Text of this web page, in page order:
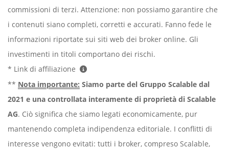
commissioni di terzi. Attenzione: non possiamo garantire che
i contenuti siano completi, corretti e accurati. Fanno fede le
informazioni riportate sui siti web dei broker online. Gli
investimenti in titoli comportano dei rischi.
* Link di affiliazione
** Nota importante: Siamo parte del Gruppo Scalable dal
2021 e una controllata interamente di proprietà di Scalable
AG. Ciò significa che siamo legati economicamente, pur
mantenendo completa indipendenza editoriale. I conflitti di
interesse vengono evitati: tutti i broker, compreso Scalable,